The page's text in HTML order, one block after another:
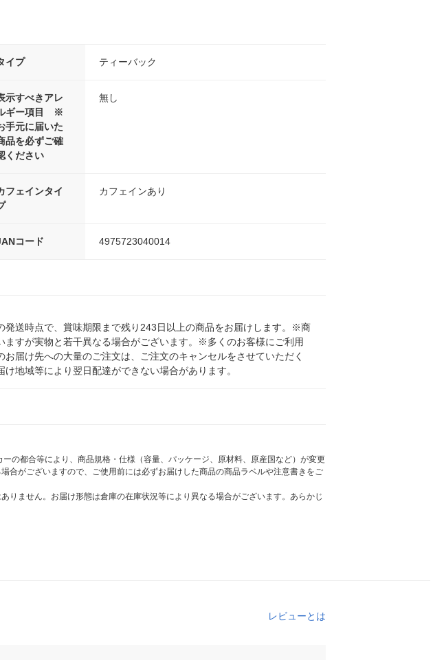
イプ ティーバック
示すべきアレ
ギー項目 ※
手元に届いた
品を必ずご確
ください
無し
フェインタイ
カフェインあり
コード 4975723040014
送時点で、賞味期限まで残り243日以上の商品をお届けします。※商
すが実物と若干異なる場合がございます。※多くのお客様にご利用
届け先への大量のご注文は、ご注文のキャンセルをさせていただく
地域等により翌日配達ができない場合があります。
の都合等により、商品規格・仕様（容量、パッケージ、原材料、原産国など）が変更
合がございますので、ご使用前には必ずお届けした商品の商品ラベルや注意書きをご
りません。お届け形態は倉庫の在庫状況等により異なる場合がございます。あらかじ
レビューとは